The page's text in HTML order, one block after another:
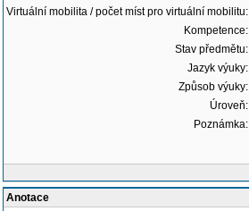
Virtuální mobilita / počet míst pro virtuální mobilitu:
Kompetence:
Stav předmětu:
Jazyk výuky:
Způsob výuky:
Úroveň:
Poznámka:
Anotace